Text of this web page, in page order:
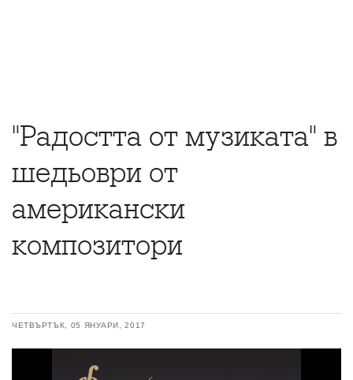
"Радостта от музиката" в
шедьоври от
американски
композитори
ЧЕТВЪРТЪК, 05 ЯНУАРИ, 2017